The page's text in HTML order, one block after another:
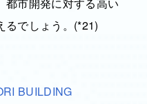
るでしょう。(*21)
BUILDING